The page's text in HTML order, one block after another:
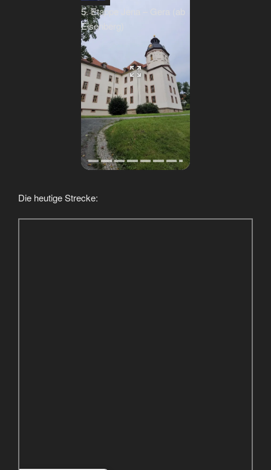
5. Etappe Jena – Gera (ab
Eisenberg)
Die heutige Strecke: